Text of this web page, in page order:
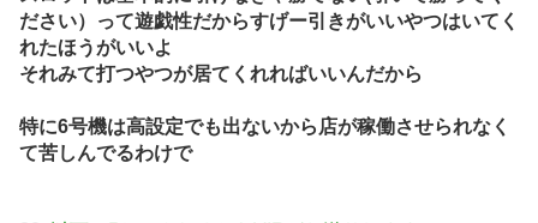
ださい）って遊戯性だからすげー引きがいいやつはいてく
れたほうがいいよ
それみて打つやつが居てくれればいいんだから
特に6号機は高設定でも出ないから店が稼働させられなく
て苦しんでるわけで